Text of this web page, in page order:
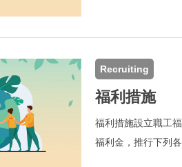
Recruiting
福利措施
福利措施設立職工
福利金，推行下列